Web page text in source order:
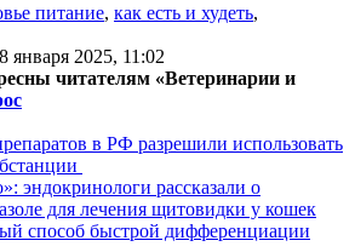
питание, как есть и худеть,
8 января 2025, 11:02
читателям «Ветеринарии и
в РФ разрешили использовать
эндокринологи рассказали о
для лечения щитовидки у кошек
способ быстрой дифференциации